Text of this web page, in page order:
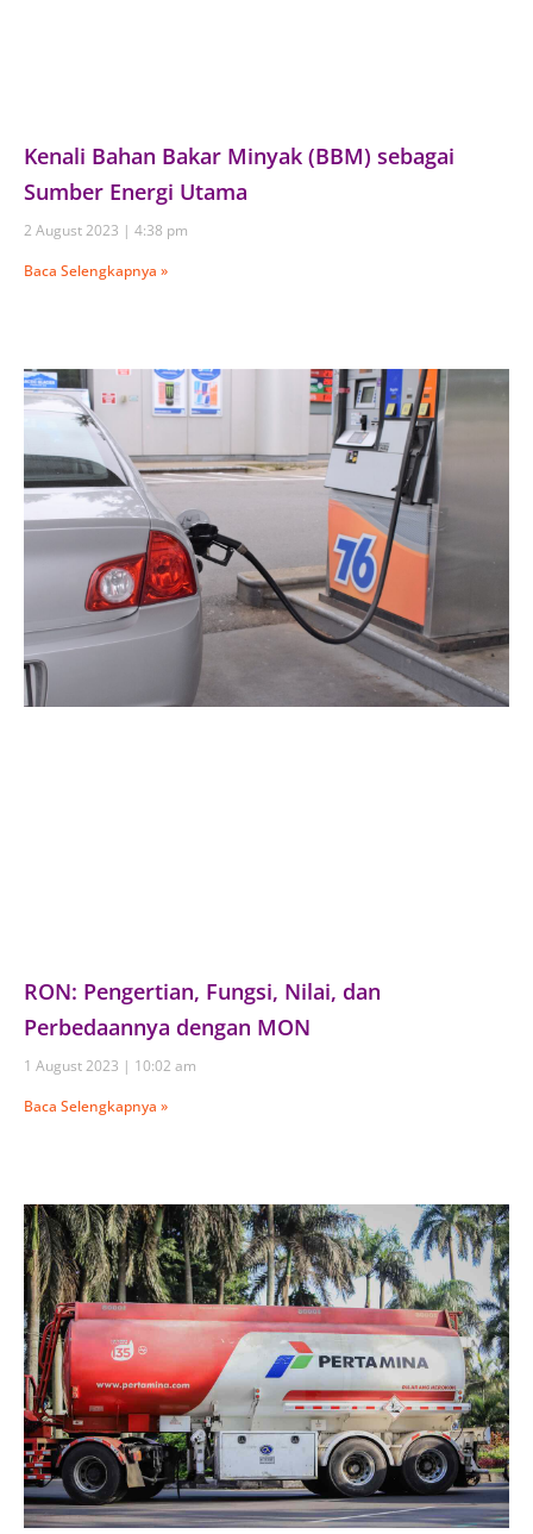
Kenali Bahan Bakar Minyak (BBM) sebagai
Sumber Energi Utama
2 August 2023
4:38 pm
Baca Selengkapnya »
RON: Pengertian, Fungsi, Nilai, dan
Perbedaannya dengan MON
1 August 2023
10:02 am
Baca Selengkapnya »